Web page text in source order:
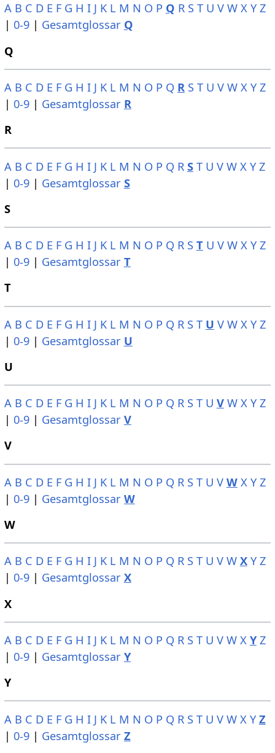
A B C D E F G H I J K L M N O P Q R S T U V W X Y Z
| 0-9| Gesamtglossar Q
Q
A B C D E F G H I J K L M N O P Q R S T U V W X Y Z
| 0-9| Gesamtglossar R
R
A B C D E F G H I J K L M N O P Q R S T U V W X Y Z
| 0-9| Gesamtglossar S
S
A B C D E F G H I J K L M N O P Q R S T U V W X Y Z
| 0-9| Gesamtglossar T
T
A B C D E F G H I J K L M N O P Q R S T U V W X Y Z
| 0-9| Gesamtglossar U
U
A B C D E F G H I J K L M N O P Q R S T U V W X Y Z
| 0-9| Gesamtglossar V
V
A B C D E F G H I J K L M N O P Q R S T U V W X Y Z
| 0-9| Gesamtglossar W
W
A B C D E F G H I J K L M N O P Q R S T U V W X Y Z
| 0-9| Gesamtglossar X
X
A B C D E F G H I J K L M N O P Q R S T U V W X Y Z
| 0-9| Gesamtglossar Y
Y
A B C D E F G H I J K L M N O P Q R S T U V W X Y Z
| 0-9| Gesamtglossar Z